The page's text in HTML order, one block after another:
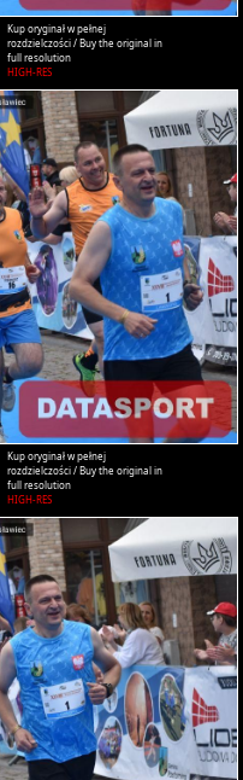
Kup oryginał w pełnej
rozdzielczości / Buy the original in
full resolution
HIGH-RES
Kup oryginał w pełnej
rozdzielczości / Buy the original in
full resolution
HIGH-RES